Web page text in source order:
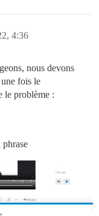
4:36
nous devons
une fois le
le problème :